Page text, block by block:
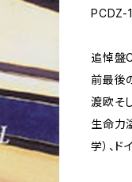
PCDZ-
追悼盤
前最後
渡欧そ
生命力
学）、